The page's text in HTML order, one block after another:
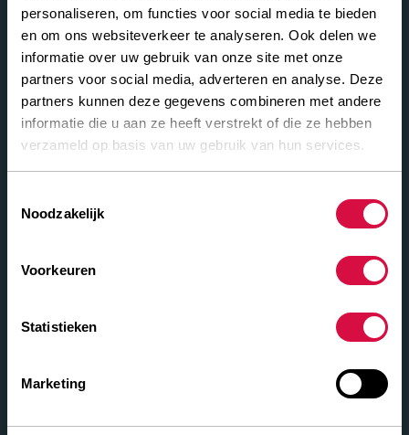
personaliseren, om functies voor social media te bieden
en om ons websiteverkeer te analyseren. Ook delen we
informatie over uw gebruik van onze site met onze
partners voor social media, adverteren en analyse. Deze
partners kunnen deze gegevens combineren met andere
informatie die u aan ze heeft verstrekt of die ze hebben
verzameld op basis van uw gebruik van hun services.
Noodzakelijk
Voorkeuren
Statistieken
Marketing
345965 5040 4620
Bekijk band
18.00-20 SOLID CORE LITE
430
Bekijk band
32012708160
20.5-25 SOLID